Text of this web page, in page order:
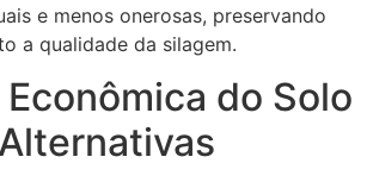
e menos onerosas, preservando
a qualidade da silagem.
do Solo